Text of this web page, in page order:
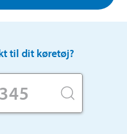
til dit køretøj?